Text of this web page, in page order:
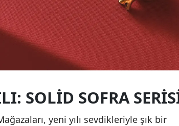
SOLID SOFRA
yeni yılı sevdikleriyle şık bir